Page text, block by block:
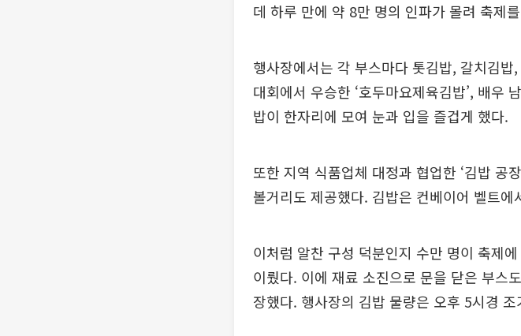
데 하루 만에 약 8만 명의 인파가 몰려 축제
행사장에서는 각 부스마다 톳김밥, 갈치김
대회에서 우승한 ‘호두마요제육김밥’, 배우
밥이 한자리에 모여 눈과 입을 즐겁게 했다.
또한 지역 식품업체 대정과 협업한 ‘김밥 공
볼거리도 제공했다. 김밥은 컨베이어 벨트
이처럼 알찬 구성 덕분인지 수만 명이 축제
이뤘다. 이에 재료 소진으로 문을 닫은 부스
장했다. 행사장의 김밥 물량은 오후 5시경 조